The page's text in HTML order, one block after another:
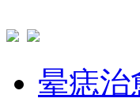
晕痣治